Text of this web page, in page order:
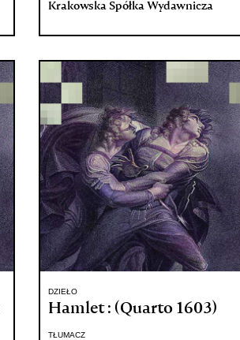
Krakowska Spółka Wydawnicza
DZIEŁO
Hamlet : (Quarto 1603)
TŁUMACZ